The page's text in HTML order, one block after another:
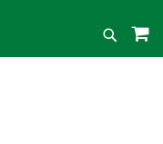
Suche